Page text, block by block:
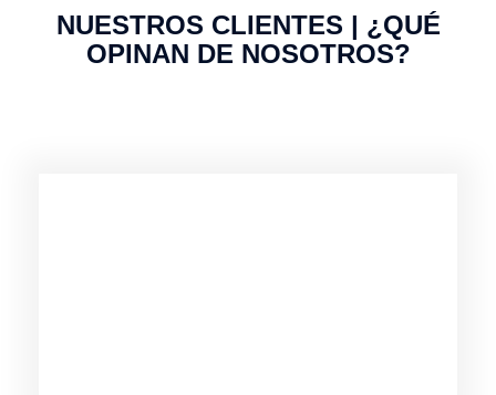
NUESTROS CLIENTES | ¿QUÉ
OPINAN DE NOSOTROS?